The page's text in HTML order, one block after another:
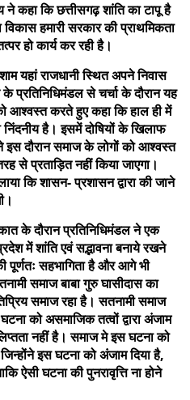
ने कहा कि छत्तीसगढ़ शांति का टापू है
हमारी सरकार की प्राथमिकता
हो कार्य कर रही है।
यहां राजधानी स्थित अपने निवास
के प्रतिनिधिमंडल से चर्चा के दौरान यह
आश्वस्त करते हुए कहा कि हाल ही में
निंदनीय है। इसमें दोषियों के खिलाफ
इस दौरान समाज के लोगों को आश्वस्त
से प्रताड़ित नहीं किया जाएगा।
कि शासन- प्रशासन द्वारा की जाने
के दौरान प्रतिनिधिमंडल ने एक
में शांति एवं सद्भावना बनाये रखने
पूर्णतः सहभागिता है और आगे भी
समाज बाबा गुरु घासीदास का
समाज रहा है। सतनामी समाज
को असमाजिक तत्वों द्वारा अंजाम
नहीं है। समाज मे इस घटना को
इस घटना को अंजाम दिया है,
ऐसी घटना की पुनरावृत्ति ना होने